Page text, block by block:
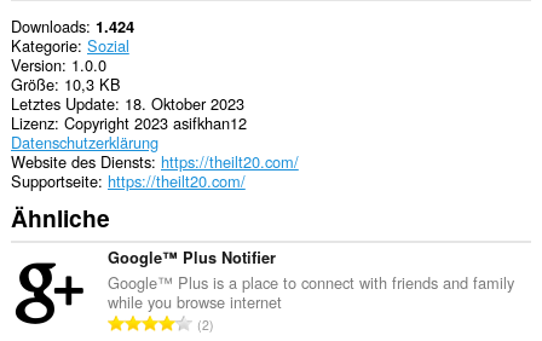
Downloads 1.424
Kategorie Sozial
Version 1.0.0
Größe 10,3 KB
Letztes Update 18. Oktober 2023
Lizenz Copyright 2023 asifkhan12
Datenschutzerklärung
Website des Diensts https://theilt20.com/
Supportseite https://theilt20.com/
Ähnliche
Google™ Plus Notifier
Google™ Plus is a place to connect with friends and family
while you browse internet
G2